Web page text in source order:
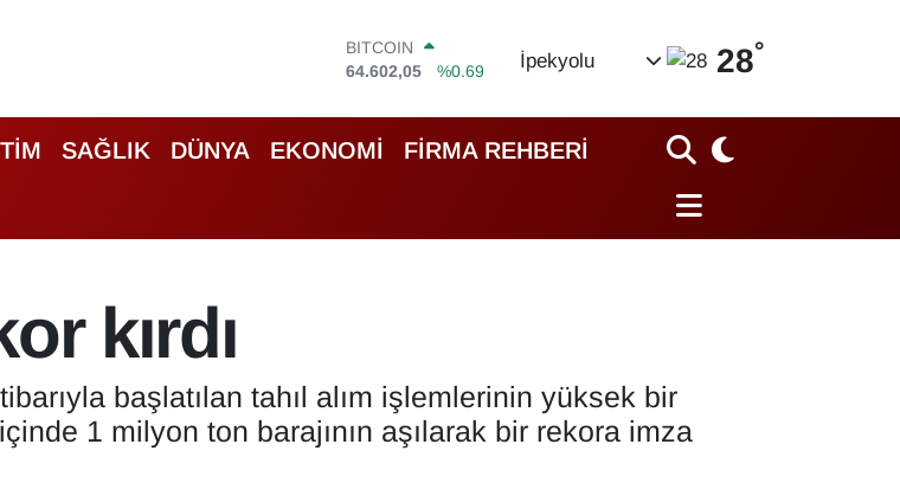
64.602,05
DOLAR
EURO
55,0700
%0.1
STERLİN
İpekyolu 28°
SAĞLIK DÜNYA EKONOMİ FİRMA REHBERİ
kırdı
başlatılan tahıl alım işlemlerinin yüksek bir
1 milyon ton barajının aşılarak bir rekora imza